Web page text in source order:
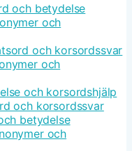
och betydelse
och
och korsordssvar
och
och korsordshjälp
och korsordssvar
betydelse
och